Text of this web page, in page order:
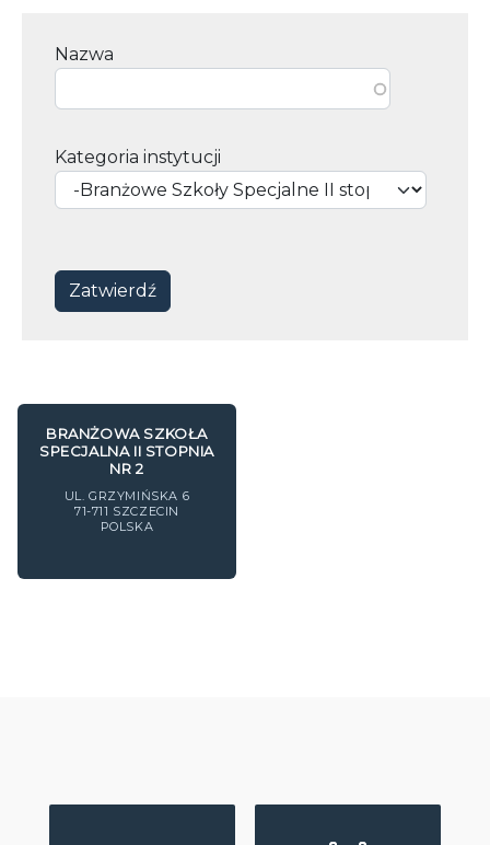
Nazwa
Kategoria instytucji
BRANŻOWA SZKOŁA
SPECJALNA II STOPNIA
NR 2
UL. GRZYMIŃSKA 6
71-711 SZCZECIN
POLSKA